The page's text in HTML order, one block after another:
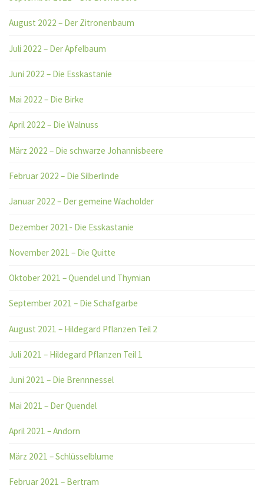
August 2022 – Der Zitronenbaum
Juli 2022 – Der Apfelbaum
Juni 2022 – Die Esskastanie
Mai 2022 – Die Birke
April 2022 – Die Walnuss
März 2022 – Die schwarze Johannisbeere
Februar 2022 – Die Silberlinde
Januar 2022 – Der gemeine Wacholder
Dezember 2021- Die Esskastanie
November 2021 – Die Quitte
Oktober 2021 – Quendel und Thymian
September 2021 – Die Schafgarbe
August 2021 – Hildegard Pflanzen Teil 2
Juli 2021 – Hildegard Pflanzen Teil 1
Juni 2021 – Die Brennnessel
Mai 2021 – Der Quendel
April 2021 – Andorn
März 2021 – Schlüsselblume
Februar 2021 – Bertram